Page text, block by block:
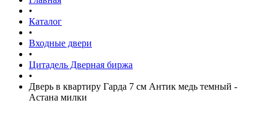
•
Каталог
•
Входные двери
•
Цитадель Дверная биржа
•
Дверь в квартиру Гарда 7 см Антик медь темный -
Астана милки